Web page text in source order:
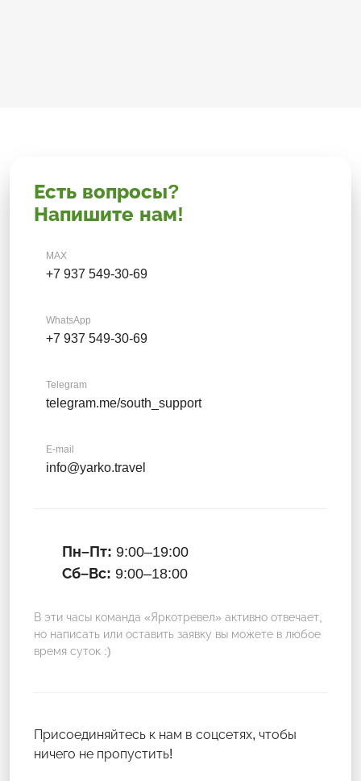
Есть вопросы?
Напишите нам!
MAX
+7 937 549-30-69
WhatsApp
+7 937 549-30-69
Telegram
telegram.me/south_support
E-mail
info@yarko.travel
Пн–Пт: 9:00–19:00
Сб–Вс: 9:00–18:00
В эти часы команда «Яркотревел» активно отвечает,
но написать или оставить заявку вы можете в любое
время суток :)
Присоединяйтесь к нам в соцсетях, чтобы
ничего не пропустить!